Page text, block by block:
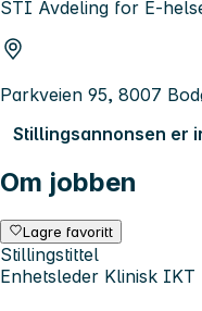
STI Avdeling for E-
Parkveien 95, 8007
Stillingsannonsen er
Om jobben
Lagre favoritt
Stillingstittel
Enhetsleder Klinisk IKT